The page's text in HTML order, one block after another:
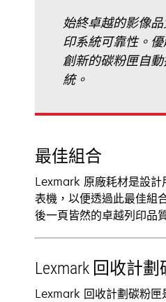
始終卓越的影像
印系統可靠性。
創新的碳粉匣自
統。
最佳組合
Lexmark 原廠耗材是設
表機，以便透過此最佳組
後一頁皆然的卓越列印品
Lexmark 回收計
Lexmark 回收計劃碳粉匣